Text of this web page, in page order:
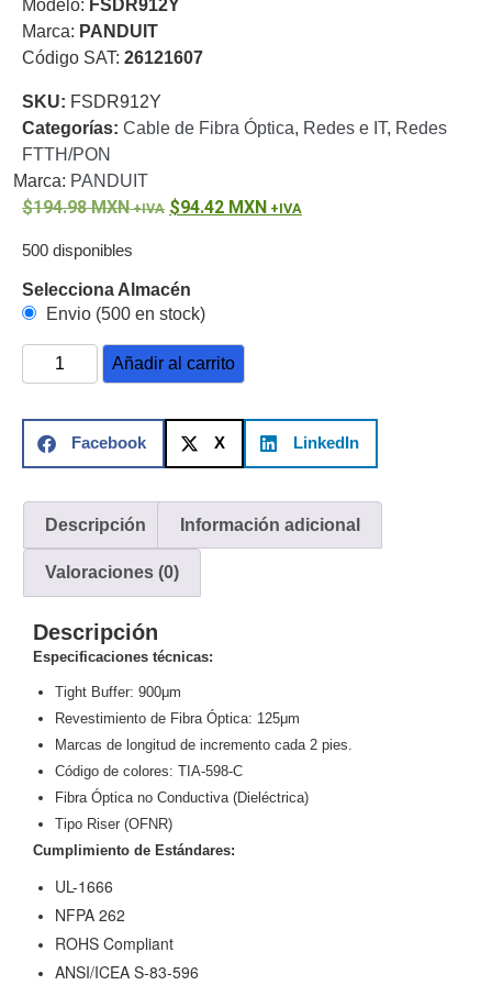
o
RefaccionesProbadores
VideoTransceptores
de Video
Cables y
Conectores
Adaptador
RCAAudio
VideoCable
ConectoresCables
Armados -
5eFibra
ÓpticaPara
y
ElectricidadRG59
Tipo
CaPTelefónicoVGA
/ DVI /
HDMI
IP y NVRs
Ambientes
Salinos
(Anticorrosión) Antiexplosión
y
Decodificadores
de
VideoCubo
/ Eyeball /
Modelo: FSDR912Y
Marca: PANDUIT
Código SAT: 26121607
SKU: FSDR912Y
Categorías: Cable de Fibra Óptica, Redes e IT, Redes
FTTH/PON
Marca: PANDUIT
194.98MXN 94.42 MXN
500 disponibles
Selecciona Almacén
Envio (500 en stock)
Añadir al carrito
Facebook X LinkedIn
Descripción Información adicional
Valoraciones (0)
Descripción
Especificaciones técnicas:
Tight Buffer: 900μm
Revestimiento de Fibra Óptica: 125μm
Marcas de longitud de incremento cada 2 pies.
Código de colores: TIA-598-C
Fibra Óptica no Conductiva (Dieléctrica)
Tipo Riser (OFNR)
Cumplimiento de Estándares:
UL-1666
NFPA 262
ROHS Compliant
ANSI/ICEA S-83-596